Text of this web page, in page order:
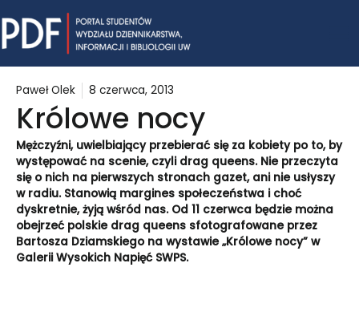
to
content
Paweł Olek 8 czerwca, 2013
Królowe nocy
Mężczyźni, uwielbiający przebierać się za kobiety po to, by
występować na scenie, czyli drag queens. Nie przeczyta
się o nich na pierwszych stronach gazet, ani nie usłyszy
w radiu. Stanowią margines społeczeństwa i choć
dyskretnie, żyją wśród nas. Od 11 czerwca będzie można
obejrzeć polskie drag queens sfotografowane przez
Bartosza Dziamskiego na wystawie „Królowe nocy” w
Galerii Wysokich Napięć SWPS.